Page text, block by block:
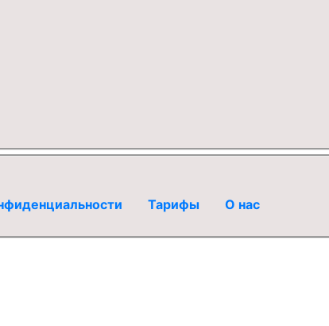
Тарифы О нас